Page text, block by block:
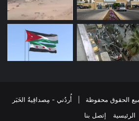
الرئيسية
إتصل بنا